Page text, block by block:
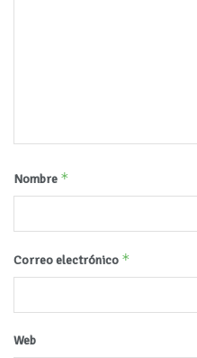
Nombre *
Correo electrónico *
Web